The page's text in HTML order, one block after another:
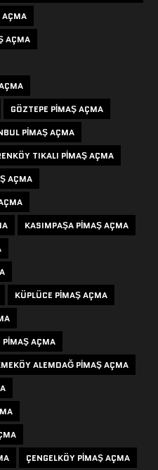
AÇMA
AÇMA
GÖZTEPE PIMAŞ AÇMA
PIMAŞ AÇMA
TIKALI PIMAŞ AÇMA
AÇMA
KASIMPAŞA PIMAŞ AÇMA
KÜPLÜCE PIMAŞ AÇMA
PIMAŞ AÇMA
ALEMDAĞ PIMAŞ AÇMA
ÇENGELKÖY PIMAŞ AÇMA